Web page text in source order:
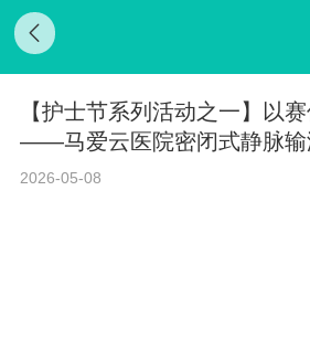
【护士节系列活动之一】以
——马爱云医院密闭式静脉输
举行
2026-05-08